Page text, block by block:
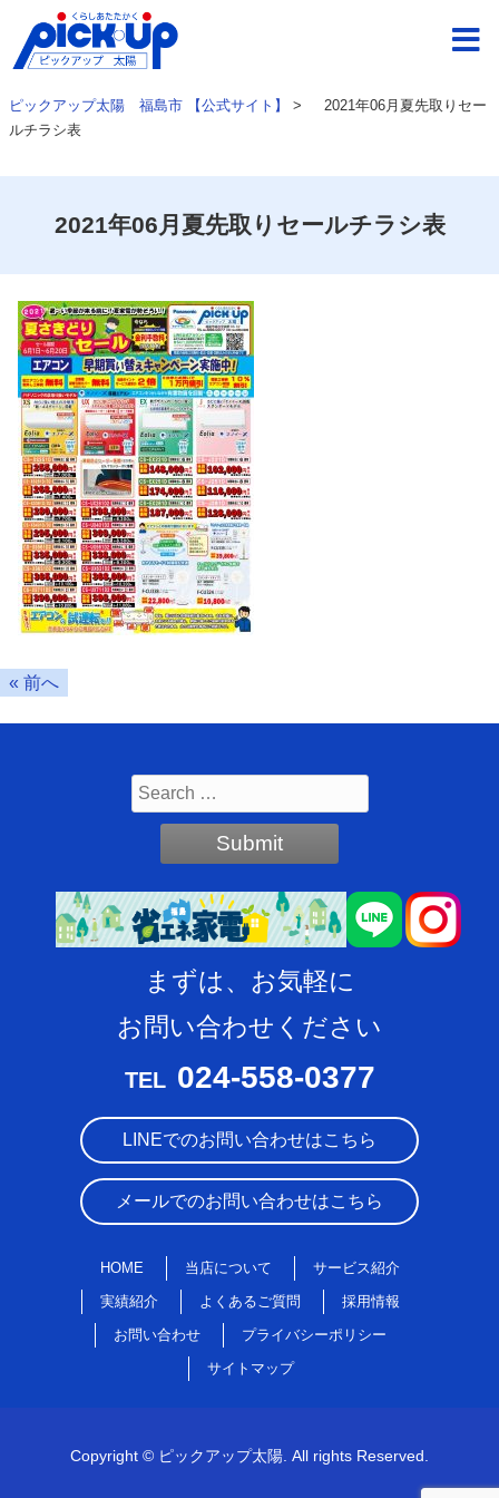
ピックアップ太陽 福島市 【公式サイト】 >
2021年06月夏先取りセー
ルチラシ表
2021年06月夏先取りセールチラシ表
« 前へ
まずは、お気軽に
お問い合わせください
TEL 024-558-0377
LINEでのお問い合わせはこちら
メールでのお問い合わせはこちら
HOME 当店について サービス紹介
実績紹介 よくあるご質問 採用情報
お問い合わせ プライバシーポリシー
サイトマップ
Copyright © ピックアップ太陽. All rights Reserved.